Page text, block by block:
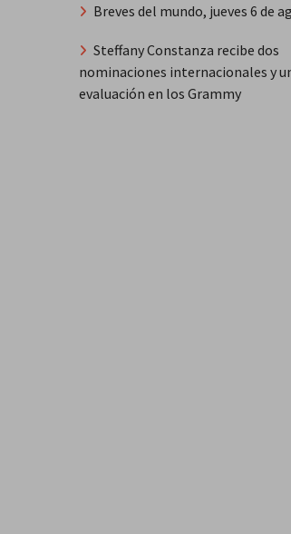
Breves del mundo, jueves 6 de
Steffany Constanza recibe dos
nominaciones internacionales y
evaluación en los Grammy